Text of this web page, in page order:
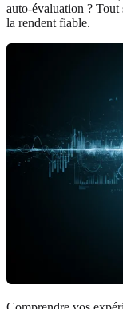
auto-évaluation ? Tout
la rendent fiable.